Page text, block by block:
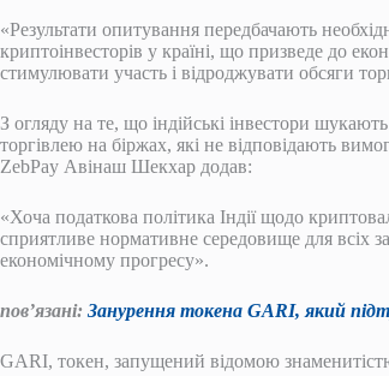
«Результати опитування передбачають
криптоінвесторів у країні, що призведе до
стимулювати участь і відроджувати обсяги
З огляду на те, що індійські інвестори
торгівлею на біржах, які не відповідають
ZebPay Авінаш Шекхар додав:
«Хоча податкова політика Індії щодо
сприятливе нормативне середовище для всіх
економічному прогресу».
пов’язані: Занурення токена GARI, який
GARI, токен, запущений відомою